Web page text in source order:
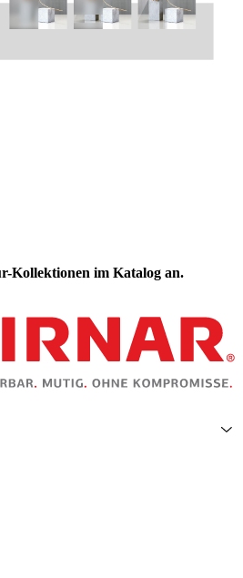
Kollektionen im Katalog an.